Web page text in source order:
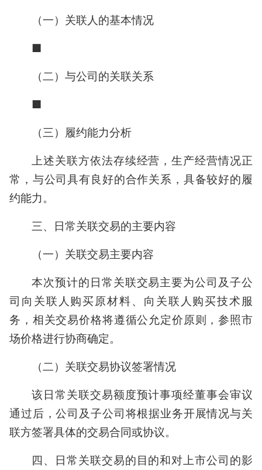
（一）关联人的基本情况
■
（二）与公司的关联关系
■
（三）履约能力分析
上述关联方依法存续经营，生产经营情况正
常，与公司具有良好的合作关系，具备较好的履
约能力。
三、日常关联交易的主要内容
（一）关联交易主要内容
本次预计的日常关联交易主要为公司及子公
司向关联人购买原材料、向关联人购买技术服
务，相关交易价格将遵循公允定价原则，参照市
场价格进行协商确定。
（二）关联交易协议签署情况
该日常关联交易额度预计事项经董事会审议
通过后，公司及子公司将根据业务开展情况与关
联方签署具体的交易合同或协议。
四、日常关联交易的目的和对上市公司的影